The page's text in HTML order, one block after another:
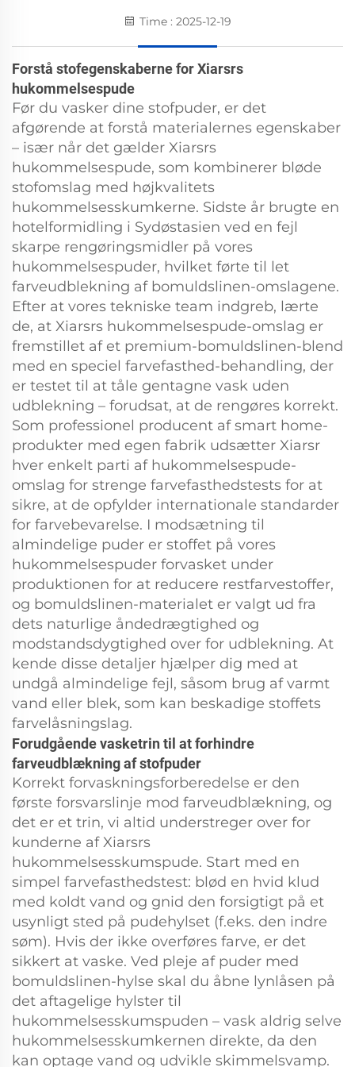
Time : 2025-12-19
Forstå stofegenskaberne for Xiarsrs
hukommelsespude
Før du vasker dine stofpuder, er det
afgørende at forstå materialernes egenskaber
– især når det gælder Xiarsrs
hukommelsespude, som kombinerer bløde
stofomslag med højkvalitets
hukommelsesskumkerne. Sidste år brugte en
hotelformidling i Sydøstasien ved en fejl
skarpe rengøringsmidler på vores
hukommelsespuder, hvilket førte til let
farveudblekning af bomuldslinen-omslagene.
Efter at vores tekniske team indgreb, lærte
de, at Xiarsrs hukommelsespude-omslag er
fremstillet af et premium-bomuldslinen-blend
med en speciel farvefasthed-behandling, der
er testet til at tåle gentagne vask uden
udblekning – forudsat, at de rengøres korrekt.
Som professionel producent af smart home-
produkter med egen fabrik udsætter Xiarsr
hver enkelt parti af hukommelsespude-
omslag for strenge farvefasthedstests for at
sikre, at de opfylder internationale standarder
for farvebevarelse. I modsætning til
almindelige puder er stoffet på vores
hukommelsespuder forvasket under
produktionen for at reducere restfarvestoffer,
og bomuldslinen-materialet er valgt ud fra
dets naturlige åndedrægtighed og
modstandsdygtighed over for udblekning. At
kende disse detaljer hjælper dig med at
undgå almindelige fejl, såsom brug af varmt
vand eller blek, som kan beskadige stoffets
farvelåsningslag.
Forudgående vasketrin til at forhindre
farveudblækning af stofpuder
Korrekt forvaskningsforberedelse er den
første forsvarslinje mod farveudblækning, og
det er et trin, vi altid understreger over for
kunderne af Xiarsrs
hukommelsesskumspude. Start med en
simpel farvefasthedstest: blød en hvid klud
med koldt vand og gnid den forsigtigt på et
usynligt sted på pudehylset (f.eks. den indre
søm). Hvis der ikke overføres farve, er det
sikkert at vaske. Ved pleje af puder med
bomuldslinen-hylse skal du åbne lynlåsen på
det aftagelige hylster til
hukommelsesskumspuden – vask aldrig selve
hukommelsesskumkernen direkte, da den
kan optage vand og udvikle skimmelsvamp.